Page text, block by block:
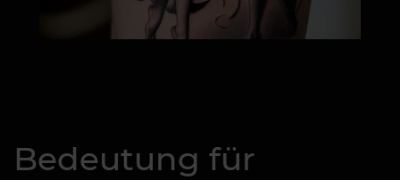
Bedeutung für